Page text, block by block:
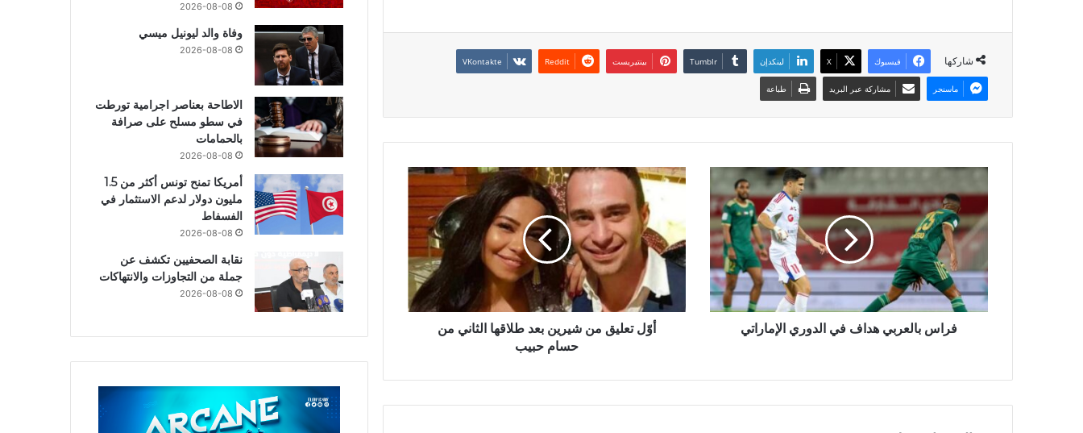
شاركها فيسبوك X لينكدإن بينتيريست
ماسنجر مشاركة عبر البريد طباعة
فراس بالعربي هداف في الدوري الإماراتي
أوّل تعليق من شيرين بعد طلاقها الثاني من
حسام حبيب
2026-08-08
وفاة والد ليونيل ميسي
2026-08-08
الاطاحة بعناصر اجرامية تورطت
في سطو مسلح على صرافة
بالحمامات
2026-08-08
أمريكا تمنح تونس أكثر من 1.5
مليون دولار لدعم الاستثمار في
الفسفاط
2026-08-08
نقابة الصحفيين تكشف عن
جملة من التجاوزات والانتهاكات
2026-08-08